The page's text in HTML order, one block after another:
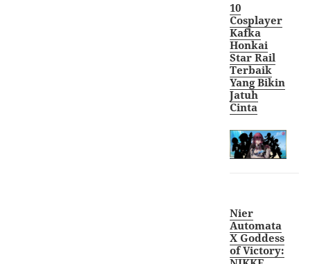
10
Cosplayer
Kafka
Honkai
Star Rail
Terbaik
Yang Bikin
Jatuh
Cinta
Nier
Automata
X Goddess
of Victory: